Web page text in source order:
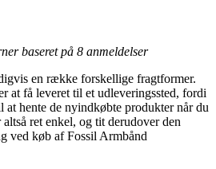
baseret på 8 anmeldelser
en række forskellige fragtformer.
at få leveret til et udleveringssted, fordi
hente de nyindkøbte produkter når du
ret enkel, og tit derudover den
ved køb af Fossil Armbånd